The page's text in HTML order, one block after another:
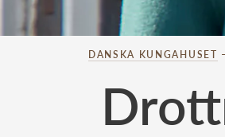
DANSKA KUNGAHUSET